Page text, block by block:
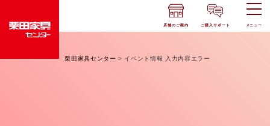
店舗のご案内 ご購入サポート メニュー
栗田家具センター > イベント情報 入力内容エラー